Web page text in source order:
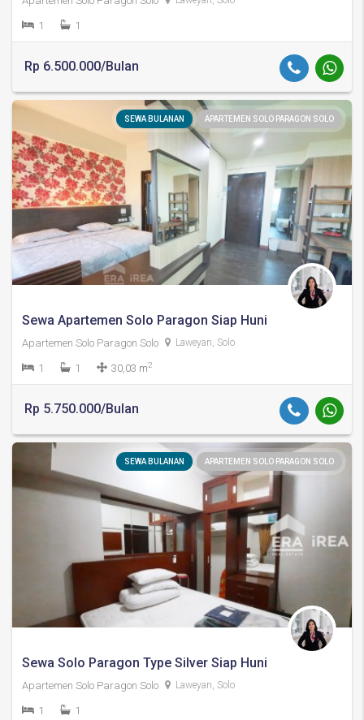
1 1
Rp 6.500.000/Bulan
SEWA BULANAN APARTEMEN SOLO PARAGON SOLO
Sewa Apartemen Solo Paragon Siap Huni
Apartemen Solo Paragon Solo Laweyan, Solo
1 1 30,03 m2
Rp 5.750.000/Bulan
SEWA BULANAN APARTEMEN SOLO PARAGON SOLO
Sewa Solo Paragon Type Silver Siap Huni
Apartemen Solo Paragon Solo Laweyan, Solo
1 1